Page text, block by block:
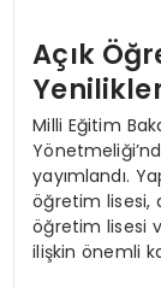
Açık
Milli Eğitim
yayımlandı.
öğretim lisesi,
öğretim lisesi
ilişkin önemli